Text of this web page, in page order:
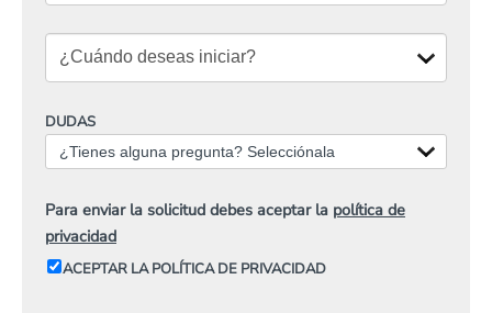
DUDAS
¿Tienes alguna pregunta? Selecciónala
Para enviar la solicitud debes aceptar la política de
privacidad
ACEPTAR LA POLÍTICA DE PRIVACIDAD